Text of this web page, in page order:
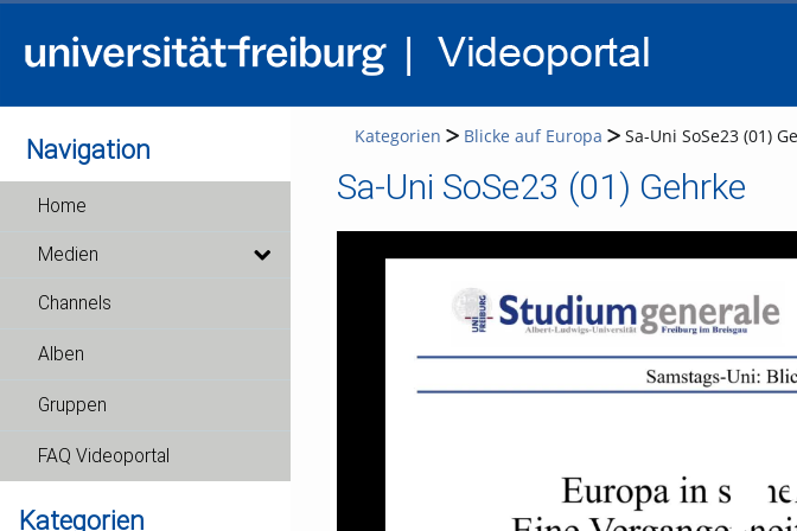
Navigation
Home
Medien
Channels
Alben
Gruppen
FAQ Videoportal
Kategorien
Kategorien Blicke auf Europa Sa-Uni SoSe23 (01)
Sa-Uni SoSe23 (01) Gehrke